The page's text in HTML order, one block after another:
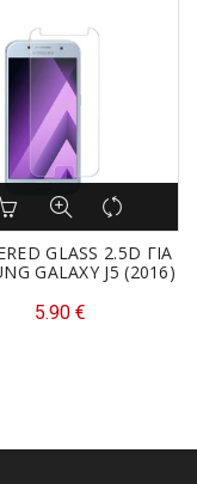
GLASS 2.5D ΓΙΑ
GALAXY J5 (2016)
5.90 €